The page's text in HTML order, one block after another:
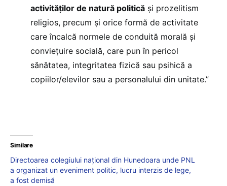
activităților de natură politică și prozelitism
religios, precum și orice formă de activitate
care încalcă normele de conduită morală și
conviețuire socială, care pun în pericol
sănătatea, integritatea fizică sau psihică a
copiilor/elevilor sau a personalului din unitate.”
Similare
Directoarea colegiului național din Hunedoara unde PNL
a organizat un eveniment politic, lucru interzis de lege,
a fost demisă